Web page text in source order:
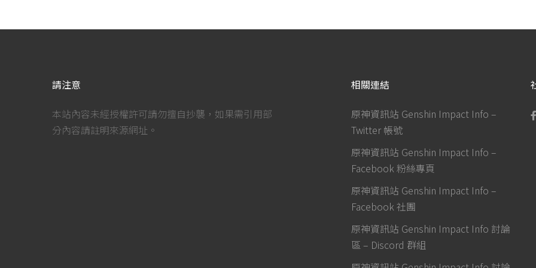
請注意
本站內容未經授權許可請勿擅自抄襲，如果需引用部
分內容請註明來源網址。
相關連結
原神資訊站 Genshin Impact Info –
Twitter 帳號
原神資訊站 Genshin Impact Info –
Facebook 粉絲專頁
原神資訊站 Genshin Impact Info –
Facebook 社團
原神資訊站 Genshin Impact Info 討論
區 – Discord 群組